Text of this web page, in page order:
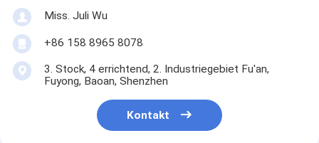
Miss. Juli Wu
+86 158 8965 8078
3. Stock, 4 errichtend, 2. Industriegebiet Fu'an,
Fuyong, Baoan, Shenzhen
Kontakt